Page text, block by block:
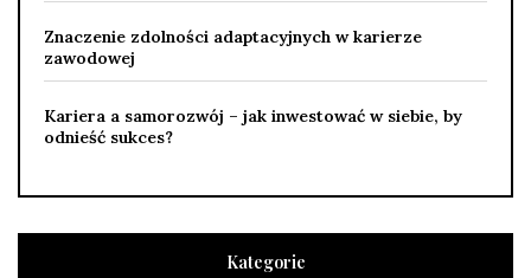
Znaczenie zdolności adaptacyjnych w karierze
zawodowej
Kariera a samorozwój – jak inwestować w siebie, by
odnieść sukces?
Kategorie